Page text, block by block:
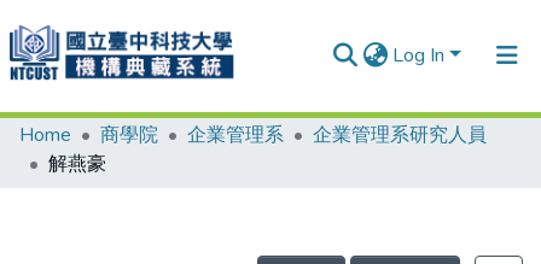
Log In
Communities & Collections
Home 商學院 企業管理系
企業管理系研究人員
解燕豪